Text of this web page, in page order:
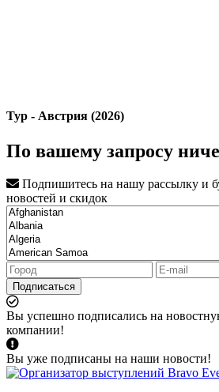
Тур - Австрия (2026)
По вашему запросу
Подпишитесь на нашу рассылку и
новостей и скидок
Подписаться
Вы успешно подписались на
компании!
Вы уже подписаны на наши новости!